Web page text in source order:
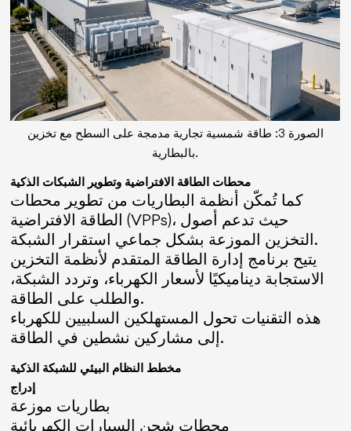
الصورة 3: طاقة شمسية تجارية مدمجة على السطح مع تخزين
بالبطارية.
محطات الطاقة الافتراضية وتطوير الشبكات الذكية
كما تُمكّن أنظمة البطاريات من تطوير محطات
الطاقة الافتراضية (VPPs)، حيث تدعم أصول
التخزين الموزعة بشكل جماعي استقرار الشبكة.
يتيح برنامج إدارة الطاقة المتقدم لأنظمة التخزين
الاستجابة ديناميكيًا لأسعار الكهرباء، وتردد الشبكة،
والطلب على الطاقة.
هذه التقنيات تحول المستهلكين السلبيين للكهرباء
إلى مشاركين نشطين في الطاقة.
مخطط النظام البيئي للشبكة الذكية
إدراج
بطاريات موزعة
محطات شحن السيارات الكهربائية